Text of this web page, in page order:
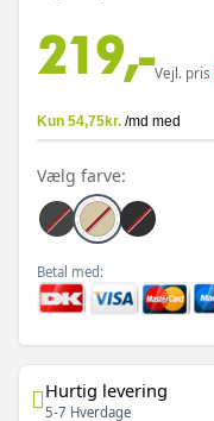
219,-Vejl. pris
Vælg farve:
Betal med:
Hurtig levering
5-7 Hverdage